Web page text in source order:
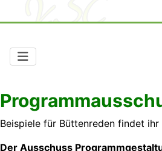
Beispiele für Büttenreden findet ihr
Der Ausschuss